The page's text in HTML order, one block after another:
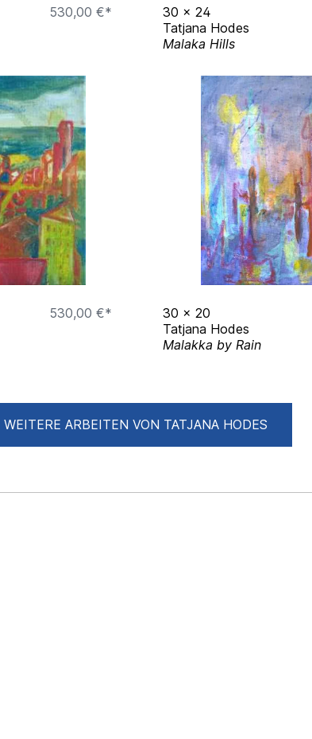
530,00 €*
30 x 24
Tatjana Hodes
Malaka Hills
530,00 €*
30 x 20
Tatjana Hodes
Malakka by Rain
WEITERE ARBEITEN VON TATJANA HODES